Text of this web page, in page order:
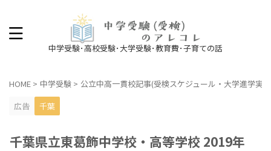
中学受験･高校受験･大学受験･教育費･子育ての話
HOME > 中学受験 > 公立中高一貫校記事(受検スケジュール・大学進学実
広告
千葉
千葉県立東葛飾中学校・高等学校 2019年